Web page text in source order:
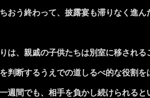
う終わって、披露宴も滞りなく進ん
、親戚の子供たちは別室に移され
断するうえでの道しるべ的な役割を
間でも、相手を負かし続けられると